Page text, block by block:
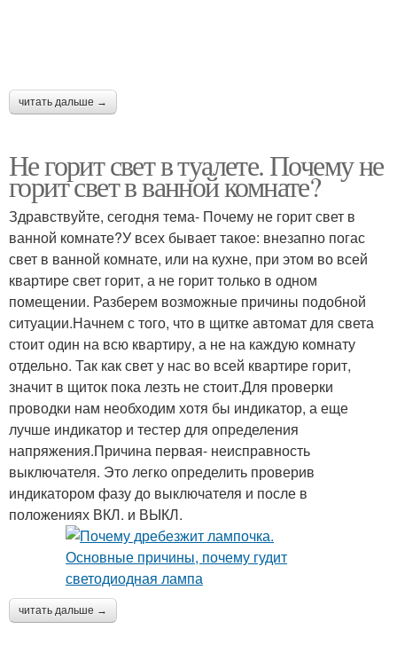
читать дальше →
Не горит свет в туалете. Почему не
горит свет в ванной комнате?
Здравствуйте, сегодня тема- Почему не горит свет в
ванной комнате?У всех бывает такое: внезапно погас
свет в ванной комнате, или на кухне, при этом во всей
квартире свет горит, а не горит только в одном
помещении. Разберем возможные причины подобной
ситуации.Начнем с того, что в щитке автомат для света
стоит один на всю квартиру, а не на каждую комнату
отдельно. Так как свет у нас во всей квартире горит,
значит в щиток пока лезть не стоит.Для проверки
проводки нам необходим хотя бы индикатор, а еще
лучше индикатор и тестер для определения
напряжения.Причина первая- неисправность
выключателя. Это легко определить проверив
индикатором фазу до выключателя и после в
положениях ВКЛ. и ВЫКЛ.
читать дальше →